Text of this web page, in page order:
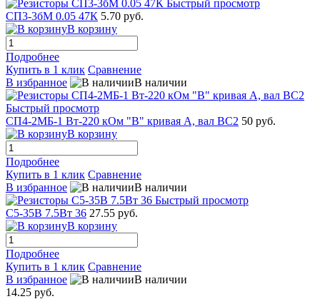
Быстрый просмотр
СП3-3бМ 0.05 47К 5.70 руб.
В корзину
Подробнее
Купить в 1 клик Сравнение
В избранное
В наличии
Быстрый просмотр
СП4-2МБ-1 Вт-220 кОм "В" кривая А, вал ВС2 50 руб.
В корзину
Подробнее
Купить в 1 клик Сравнение
В избранное
В наличии
Быстрый просмотр
С5-35В 7.5Вт 36 27.55 руб.
В корзину
Подробнее
Купить в 1 клик Сравнение
В избранное
В наличии
14.25 руб.